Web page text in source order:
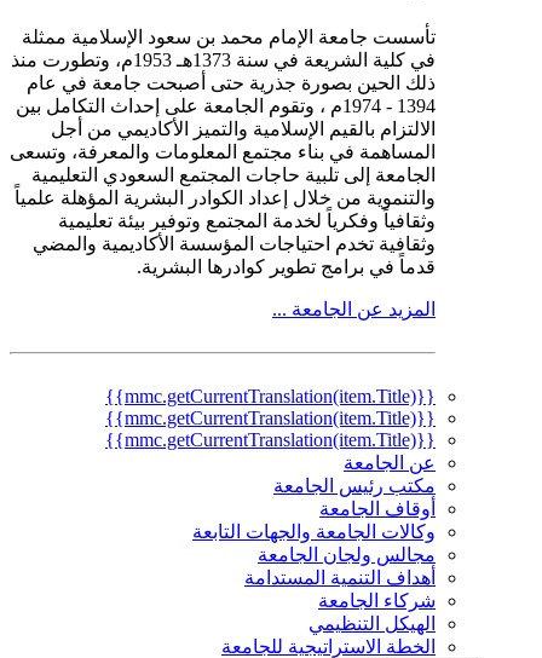
تأسست جامعة الإمام محمد بن سعود الإسلامية ممثلة
في كلية الشريعة في سنة 1373هـ 1953م، وتطورت منذ
ذلك الحين بصورة جذرية حتى أصبحت جامعة في عام
1394 - 1974م ، وتقوم الجامعة على إحداث التكامل بين
الالتزام بالقيم الإسلامية والتميز الأكاديمي من أجل
المساهمة في بناء مجتمع المعلومات والمعرفة، وتسعى
الجامعة إلى تلبية حاجات المجتمع السعودي التعليمية
والتنموية من خلال إعداد الكوادر البشرية المؤهلة علمياً
وثقافياً وفكرياً لخدمة المجتمع وتوفير بيئة تعليمية
وثقافية تخدم احتياجات المؤسسة الأكاديمية والمضي
قدماً في برامج تطوير كوادرها البشرية.
المزيد عن الجامعة ...
{{mmc.getCurrentTranslation(item.Title)}}
{{mmc.getCurrentTranslation(item.Title)}}
{{mmc.getCurrentTranslation(item.Title)}}
عن الجامعة
مكتب رئيس الجامعة
أوقاف الجامعة
وكالات الجامعة والجهات التابعة
مجالس ولجان الجامعة
أهداف التنمية المستدامة
شركاء الجامعة
الهيكل التنظيمي
الخطة الاستراتيجية للجامعة